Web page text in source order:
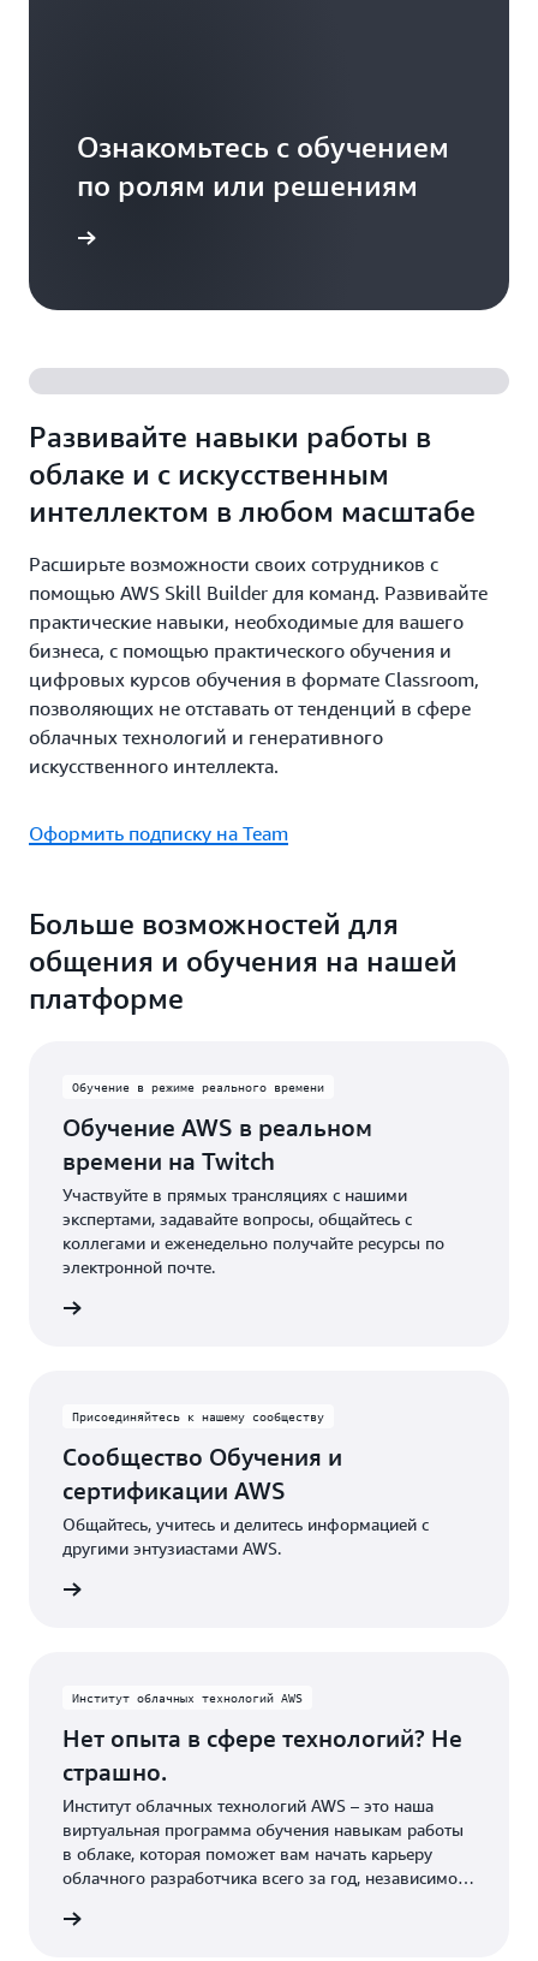
Ознакомьтесь с обучением
по ролям или решениям
Развивайте навыки работы в
облаке и с искусственным
интеллектом в любом масштабе
Расширьте возможности своих сотрудников с
помощью AWS Skill Builder для команд. Развивайте
практические навыки, необходимые для вашего
бизнеса, с помощью практического обучения и
цифровых курсов обучения в формате Classroom,
позволяющих не отставать от тенденций в сфере
облачных технологий и генеративного
искусственного интеллекта.
Оформить подписку на Team
Больше возможностей для
общения и обучения на нашей
платформе
Обучение в режиме реального времени
Обучение AWS в реальном
времени на Twitch
Участвуйте в прямых трансляциях с нашими
экспертами, задавайте вопросы, общайтесь с
коллегами и еженедельно получайте ресурсы по
электронной почте.
Присоединяйтесь к нашему сообществу
Сообщество Обучения и
сертификации AWS
Общайтесь, учитесь и делитесь информацией с
другими энтузиастами AWS.
Институт облачных технологий AWS
Нет опыта в сфере технологий? Не
страшно.
Институт облачных технологий AWS – это наша
виртуальная программа обучения навыкам работы
в облаке, которая поможет вам начать карьеру
облачного разработчика всего за год, независимо